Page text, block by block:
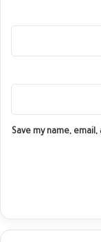
Save my name,